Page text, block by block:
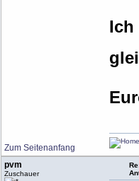
Ich
Zum Seitenanfang
pvm
Zuschauer